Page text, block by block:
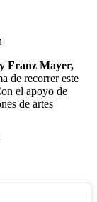
Franz Mayer,
de recorrer este
el apoyo de
de artes